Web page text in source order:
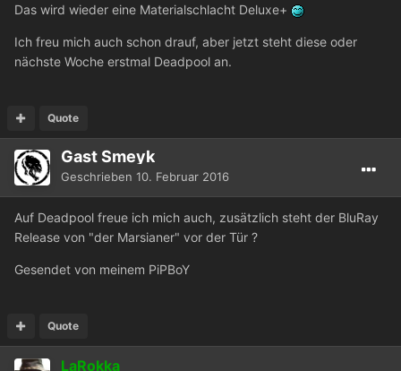
Das wird wieder eine Materialschlacht Deluxe+
Ich freu mich auch schon drauf, aber jetzt steht diese oder
nächste Woche erstmal Deadpool an.
Quote
Gast Smeyk
Geschrieben 10. Februar 2016
Auf Deadpool freue ich mich auch, zusätzlich steht der BluRay
Release von "der Marsianer" vor der Tür ?
Gesendet von meinem PiPBoY
Quote
LaRokka